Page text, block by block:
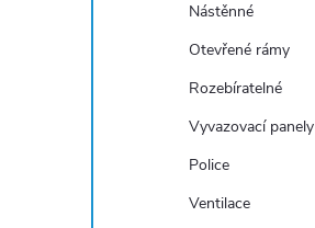
Nástěnné
Otevřené rámy
Rozebíratelné
Vyvazovací panely
Police
Ventilace